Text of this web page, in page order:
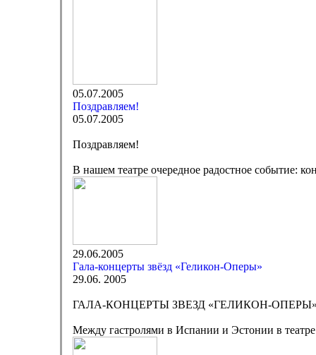
05.07.2005
Поздравляем!
05.07.2005
Поздравляем!
В нашем театре очередное радостное событие:
29.06.2005
Гала-концерты звёзд «Геликон-Оперы»
29.06. 2005
ГАЛА-КОНЦЕРТЫ ЗВЕЗД «ГЕЛИКОН-
Между гастролями в Испании и Эстонии в